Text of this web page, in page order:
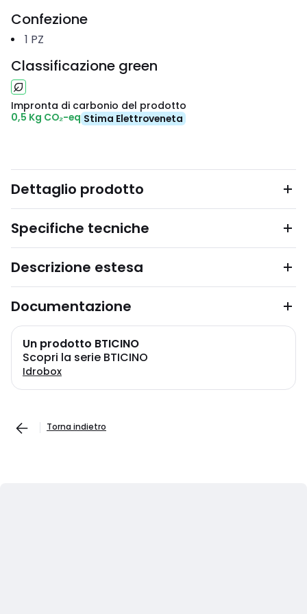
Confezione
1 PZ
Classificazione green
Impronta di carbonio del prodotto
0,5 Kg CO₂-eq Stima Elettroveneta
Dettaglio prodotto
Specifiche tecniche
Descrizione estesa
Documentazione
Un prodotto BTICINO
Scopri la serie BTICINO
Idrobox
Torna indietro